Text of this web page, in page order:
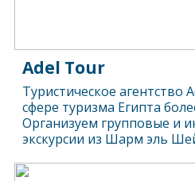
Adel Tour
Туристическое агентство
сфере туризма Египта
Организуем групповые и
экскурсии из Шарм эль